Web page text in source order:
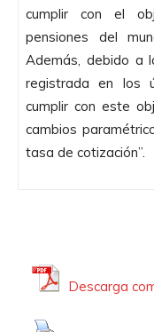
cumplir con el
pensiones del
Además, debido a
registrada en los
cumplir con este
cambios
tasa de cotización”.
Descarga